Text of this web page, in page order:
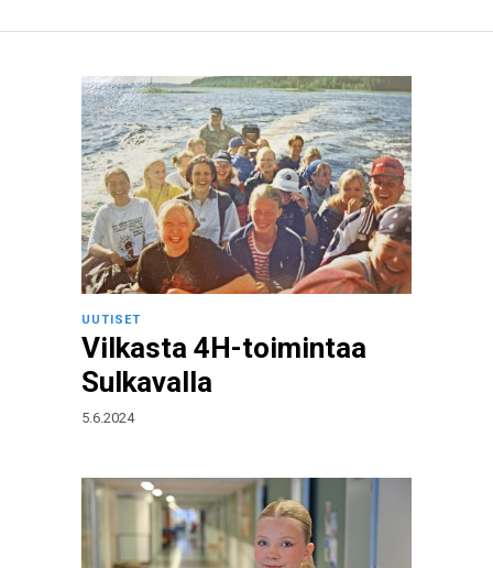
UUTISET
Vilkasta 4H-toimintaa
Sulkavalla
5.6.2024